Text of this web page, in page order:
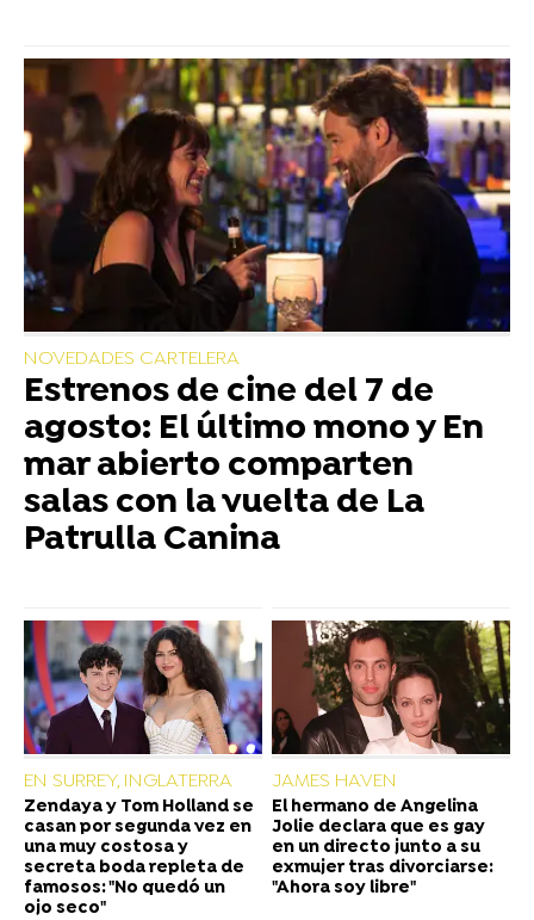
NOVEDADES CARTELERA
Estrenos de cine del 7 de
agosto: El último mono y En
mar abierto comparten
salas con la vuelta de La
Patrulla Canina
EN SURREY, INGLATERRA
Zendaya y Tom Holland se
casan por segunda vez en
una muy costosa y
secreta boda repleta de
famosos: "No quedó un
ojo seco"
JAMES HAVEN
El hermano de Angelina
Jolie declara que es gay
en un directo junto a su
exmujer tras divorciarse:
"Ahora soy libre"